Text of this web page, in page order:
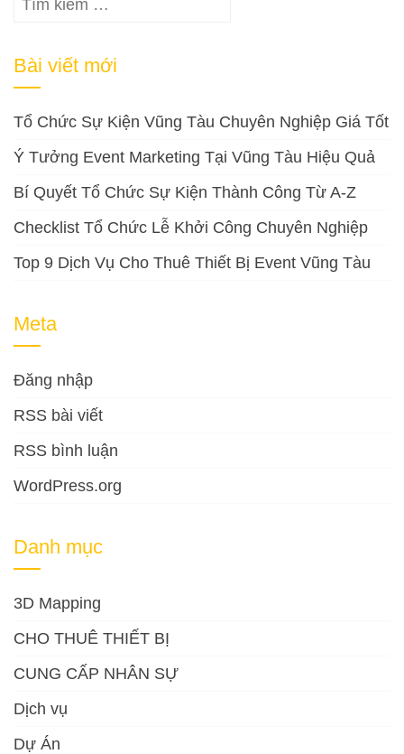
Bài viết mới
Tổ Chức Sự Kiện Vũng Tàu Chuyên Nghiệp Giá Tốt
Ý Tưởng Event Marketing Tại Vũng Tàu Hiệu Quả
Bí Quyết Tổ Chức Sự Kiện Thành Công Từ A-Z
Checklist Tổ Chức Lễ Khởi Công Chuyên Nghiệp
Top 9 Dịch Vụ Cho Thuê Thiết Bị Event Vũng Tàu
Meta
Đăng nhập
RSS bài viết
RSS bình luận
WordPress.org
Danh mục
3D Mapping
CHO THUÊ THIẾT BỊ
CUNG CẤP NHÂN SỰ
Dịch vụ
Dự Án